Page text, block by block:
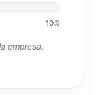
10%
empresa.